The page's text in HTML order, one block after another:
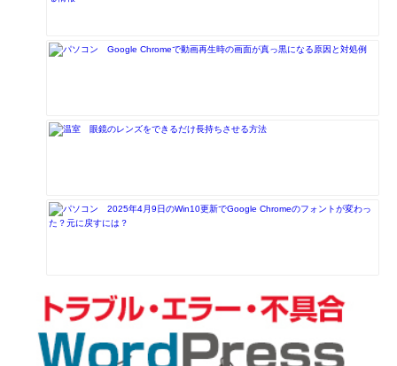
Google Chromeで動画再生時の画面が真っ黒になる原因と対処例
眼鏡のレンズをできるだけ長持ちさせる方法
2025年4月9日のWin10更新でGoogle Chromeのフォントが変わっ
た？元に戻すには？